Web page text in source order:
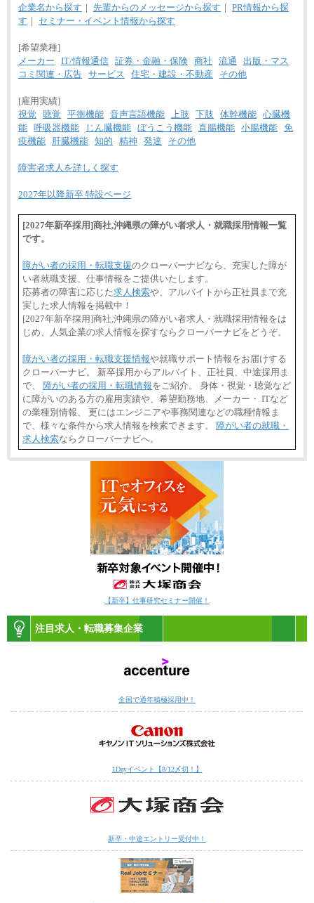
企業名から探す ｜ 先輩からのメッセージから探す ｜ PR情報から探
す ｜ セミナー・イベント情報から探す
[希望業種]
メーカー
IT/情報通信 証券・金融・保険 商社 流通
出版・マス
コミ関連・広告 サービス 住宅・建設・不動産 その他
[雇用実績]
視覚
聴覚 平衡機能 音声言語機能 上肢 下肢 体幹機能 心臓機
能 呼吸器機能 じん臓機能 ぼうこう機能 直腸機能 小腸機能 免
疫機能
肝臓機能 知的 精神 発達 その他
障害者求人を詳しく探す
2027年以降新卒 特設ページ
[2027年新卒採用]商社,沖縄県の障がい者求人・就職採用情報一覧
です。
障がい者の採用・転職支援のクローバーナビなら、充実した障が
い者就職支援、仕事情報をご提供いたします。
応募者の障害に応じた求人検索や、アルバイトから正社員まで充
実した求人情報を掲載中！
[2027年新卒採用]商社,沖縄県の障がい者求人・就職採用情報をは
じめ、人気企業の求人情報を探すならクローバーナビをどうぞ。
障がい者の採用・転職支援情報や就職サポート情報をお届けする
クローバーナビ。 新卒採用からアルバイト、正社員、中途採用ま
で、 障がい者の採用・転職情報をご紹介。 身体・視覚・聴覚など
に障がいのある方の雇用実績や、希望勤務地、メーカー・ ITなど
の業種別情報、 更にはエンジニアや事務関連などの職種情報ま
で、様々な条件から求人情報を検索できます。 障がい者の就職・
求人検索ならクローバーナビへ。
【新卒】仕事研究セミナー開催！
注目求人・転職募集企業
全国で通年積極採用中！
1Dayイベント【8/12〆切！】
新卒・中途エントリー受付中！